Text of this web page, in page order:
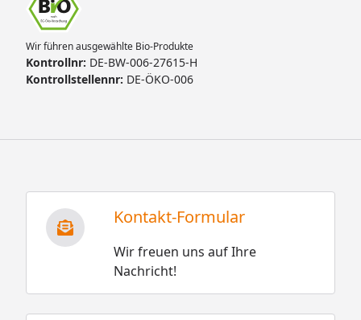
Wir führen ausgewählte Bio-Produkte
Kontrollnr: DE-BW-006-27615-H
Kontrollstellennr: DE-ÖKO-006
Kontakt-Formular
Wir freuen uns auf Ihre
Nachricht!